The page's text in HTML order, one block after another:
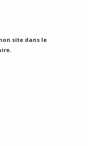
site dans le